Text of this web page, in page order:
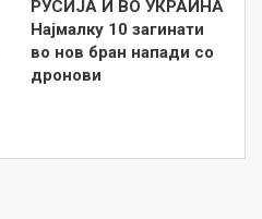
РУСИЈА И ВО УКРАИНА
Најмалку 10 загинати
во нов бран напади со
дронови